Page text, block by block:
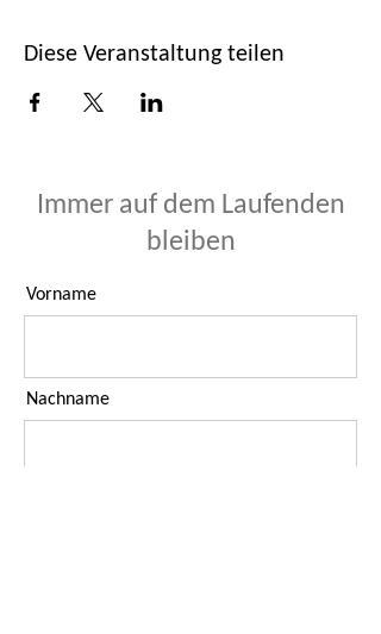
Diese Veranstaltung teilen
Immer auf dem Laufenden
bleiben
Vorname
Nachname